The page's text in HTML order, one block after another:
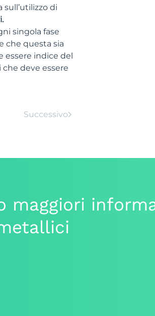
sull’utilizzo di
singola fase
che questa sia
essere indice del
deve essere
Successivo
maggiori